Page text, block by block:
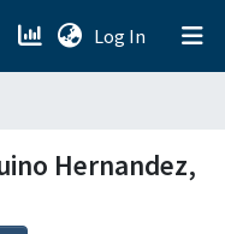
Log In (current)
Hernandez,